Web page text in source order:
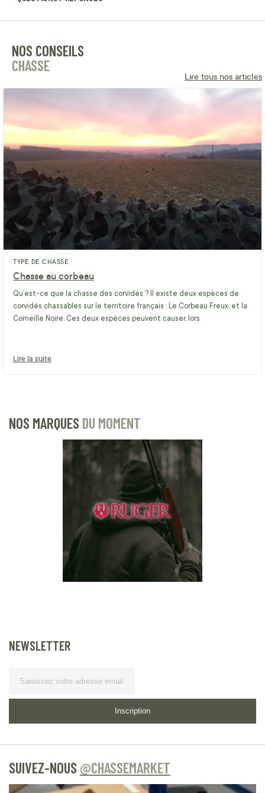
NOS CONSEILS
CHASSE
Lire tous nos articles
TYPE DE CHASSE
Chasse au corbeau
Qu’est-ce que la chasse des corvidés ? Il existe deux espèces de
corvidés chassables sur le territoire français : Le Corbeau Freux, et la
Corneille Noire. Ces deux espèces peuvent causer, lors
Lire la suite
NOS MARQUES DU MOMENT
NEWSLETTER
Inscription
SUIVEZ-NOUS @CHASSEMARKET